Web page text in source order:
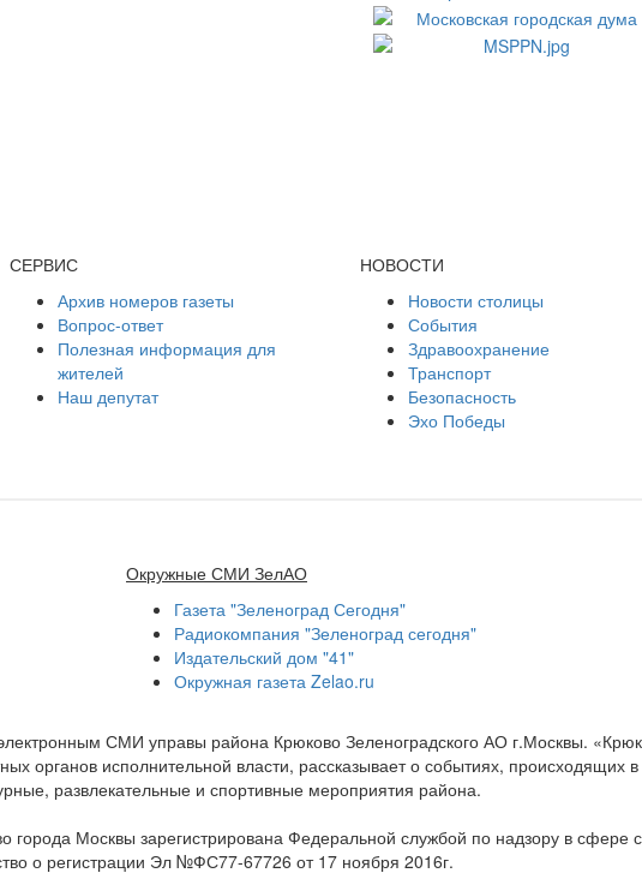
СЕРВИС
Архив номеров газеты
Вопрос-ответ
Полезная информация для
жителей
Наш депутат
НОВОСТИ
Новости столицы
События
Здравоохранение
Транспорт
Безопасность
Эхо Победы
Окружные СМИ ЗелАО
Газета "Зеленоград Сегодня"
Радиокомпания "Зеленоград сегодня"
Издательский дом "41"
Окружная газета Zelao.ru
СМИ управы района Крюково Зеленоградского АО г.Москвы.
органов исполнительной власти, рассказывает о событиях, происходящих
развлекательные и спортивные мероприятия района.
города Москвы зарегистрирована Федеральной службой по надзору в
о регистрации Эл №ФС77-67726 от 17 ноября 2016г.